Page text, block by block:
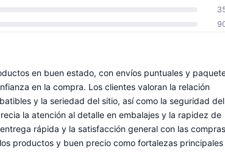
en buen estado, con envíos puntuales y
en la compra. Los clientes valoran la relación
y la seriedad del sitio, así como la seguridad del
la atención al detalle en embalajes y la rapidez de
rápida y la satisfacción general con las
productos y buen precio como fortalezas principales